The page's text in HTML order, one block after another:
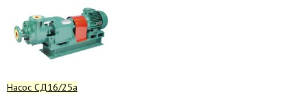
Насос СД16/25а